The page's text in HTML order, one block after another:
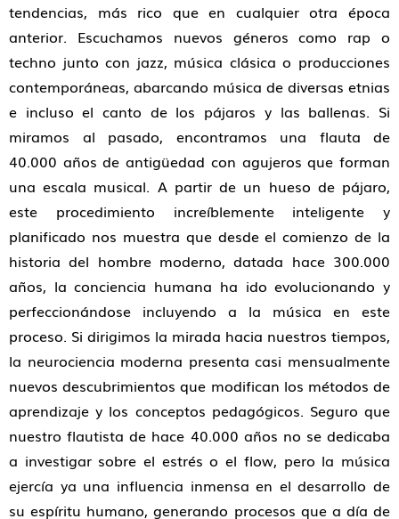
tendencias, más rico que en cualquier otra época
anterior. Escuchamos nuevos géneros como rap o
techno junto con jazz, música clásica o producciones
contemporáneas, abarcando música de diversas etnias
e incluso el canto de los pájaros y las ballenas. Si
miramos al pasado, encontramos una flauta de
40.000 años de antigüedad con agujeros que forman
una escala musical. A partir de un hueso de pájaro,
este procedimiento increíblemente inteligente y
planificado nos muestra que desde el comienzo de la
historia del hombre moderno, datada hace 300.000
años, la conciencia humana ha ido evolucionando y
perfeccionándose incluyendo a la música en este
proceso. Si dirigimos la mirada hacia nuestros tiempos,
la neurociencia moderna presenta casi mensualmente
nuevos descubrimientos que modifican los métodos de
aprendizaje y los conceptos pedagógicos. Seguro que
nuestro flautista de hace 40.000 años no se dedicaba
a investigar sobre el estrés o el flow, pero la música
ejercía ya una influencia inmensa en el desarrollo de
su espíritu humano, generando procesos que a día de